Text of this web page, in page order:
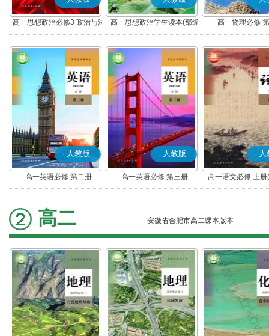
高一思想政治必修3 政治与法
治(部编版)
高一思想政治学生读本(部编
版)
高一物理必修
人教版
高一英语必修 第二册
人教版
高一英语必修 第三册
人
高一语文必修 上
高二 安徽省合肥市高二课本版本